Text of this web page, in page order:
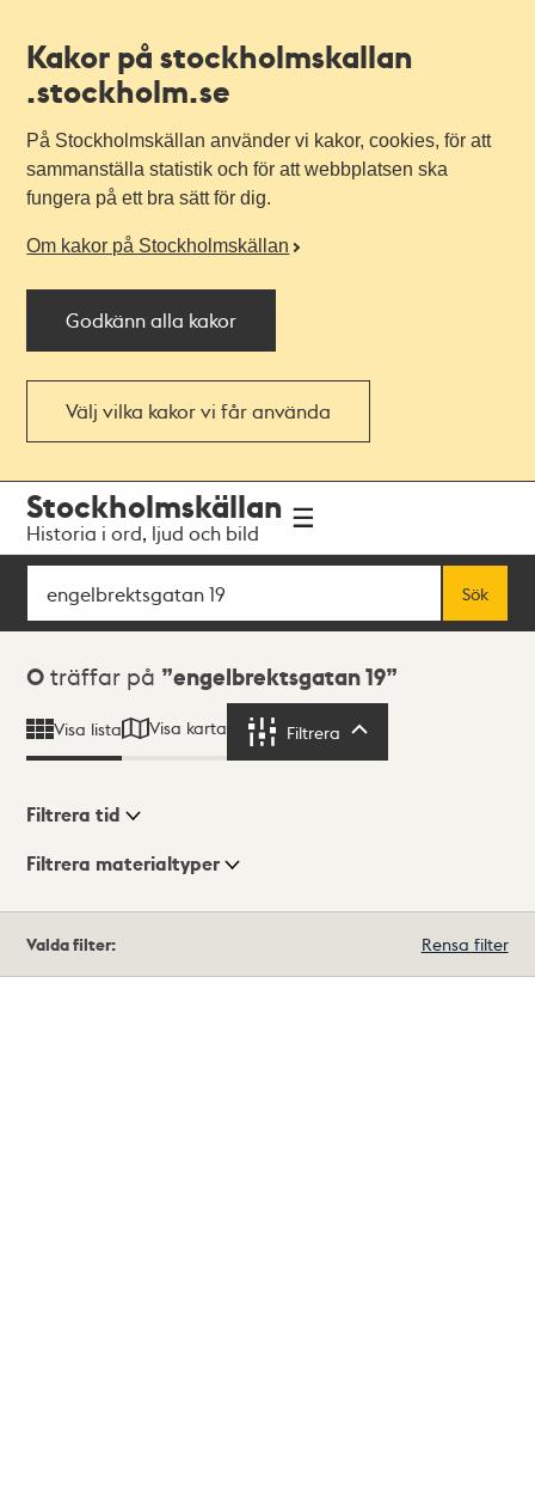
Kakor på stockholmskallan
.stockholm.se
På Stockholmskällan använder vi kakor, cookies, för att
sammanställa statistik och för att webbplatsen ska
fungera på ett bra sätt för dig.
Om kakor på Stockholmskällan
Godkänn alla kakor
Välj vilka kakor vi får använda
navigationen
huvudinnehållet
Stockholmskällan
Historia i ord, ljud och bild
Sök
Sök
Sökresultat
0 träffar på engelbrektsgatan 19
Visa lista Visa karta Filtrera
Visningsläge
Filtrera tid
Filtrera materialtyper
träffar
Valda filter: Rensa filter